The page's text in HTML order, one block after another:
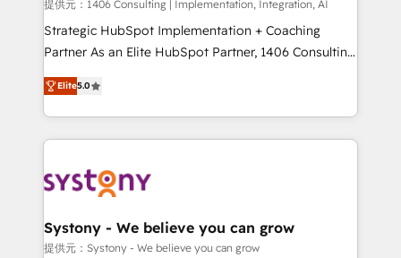
Portuguese, and English to design scalable strategies
that drive measurable growth. 🌎 Highlights: • 10+
years as a HubSpot partner. • 2023 Impact Awards:
Year LATAM 2022, 2023, 2024, 2025. • Partner of the
Year 2024. • Organizer of Aliados.ai (AI, marketing &
you grow faster, smarter, and with impact.
提供元：1406 Consulting | Implementation, Integration, AI
Strategic HubSpot Implementation + Coaching
Partner As an Elite HubSpot Partner, 1406 Consulting
helps mid-market revenue teams transform how
they sell, market, and serve. We don't just build your
HubSpot—we teach your team to own it, then stay
to help you keep winning. What We Do ⚙️ CRM
Data & Content 📈 Sales & Marketing Alignment +
Agent Creation 🔄 Custom Integrations & Data
Migration Why 1406 We become part of your team.
Elite5.0
Systony - We believe you can grow
提供元：Systony - We believe you can grow